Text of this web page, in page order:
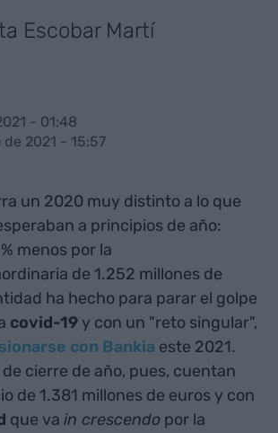
Escobar Martí
- 01:48
2021 - 15:57
un 2020 muy distinto a lo que
a principios de año:
menos por la
de 1.252 millones de
ha hecho para parar el golpe
covid-19 y con un "reto singular",
con Bankia este 2021.
cierre de año, pues, cuentan
de 1.381 millones de euros y con
que va in crescendo por la